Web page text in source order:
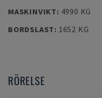
MASKINVIKT: 4990 KG
BORDSLAST: 1652 KG
RÖRELSE